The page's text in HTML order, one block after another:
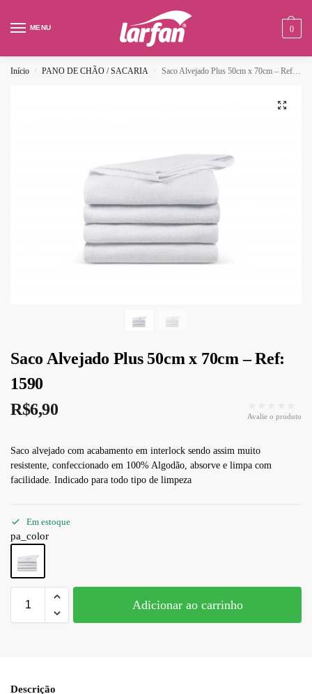
MENU 0
Início / PANO DE CHÃO / SACARIA / Saco Alvejado Plus 50cm x 70cm – Ref: 1590
Saco Alvejado Plus 50cm x 70cm – Ref:
1590
R$6,90 Avalie o produto
Saco alvejado com acabamento em interlock sendo assim muito
resistente, confeccionado em 100% Algodão, absorve e limpa com
facilidade. Indicado para todo tipo de limpeza
Em estoque
pa_color
Adicionar ao carrinho
Descrição